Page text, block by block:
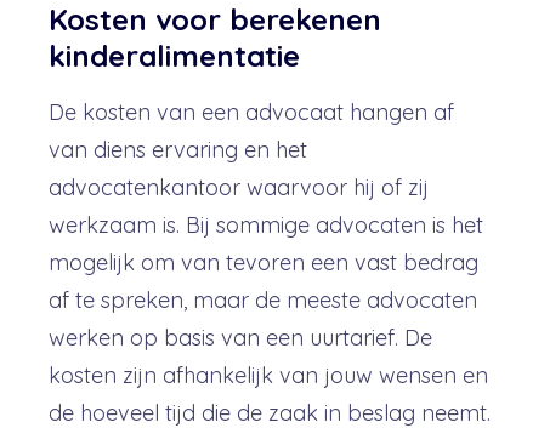
Kosten voor berekenen
kinderalimentatie
De kosten van een advocaat hangen af
van diens ervaring en het
advocatenkantoor waarvoor hij of zij
werkzaam is. Bij sommige advocaten is het
mogelijk om van tevoren een vast bedrag
af te spreken, maar de meeste advocaten
werken op basis van een uurtarief. De
kosten zijn afhankelijk van jouw wensen en
de hoeveel tijd die de zaak in beslag neemt.